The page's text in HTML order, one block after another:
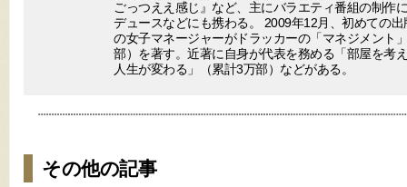
ごっつええ感じ』など、主にバラエティ番組の制作
デュースなどにも携わる。 2009年12月、初めての
の女子マネージャーがドラッカーの「マネジメント
部）を著す。近著に自身が代表を務める「部屋を考
人生が変わる」（累計3万部）などがある。
その他の記事